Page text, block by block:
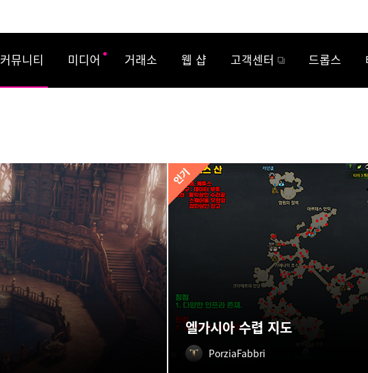
커뮤니티 미디어 거래소 웹 샵 고객센터 드롭스
엘가시아 수렵 지도
PorziaFabbri